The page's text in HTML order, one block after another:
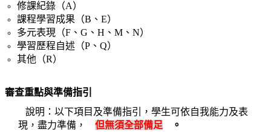
修課紀錄（A）
課程學習成果（B、E）
多元表現（F、G、H、M、N）
學習歷程自述（P、Q）
其他（R）
審查重點與準備指引
說明：以下項目及準備指引，學生可依自我能力及表
現，盡力準備，
但無須全部備足
。